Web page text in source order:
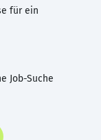
für ein
Job-Suche